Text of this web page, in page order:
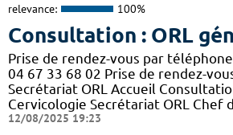
relevance: 100%
Consultation : ORL
Prise de rendez-vous par
04 67 33 68 02 Prise de rendez-
Secrétariat ORL Accueil
Cervicologie Secrétariat ORL Chef
12/08/2025 19:23